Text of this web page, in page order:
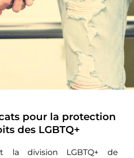
de
nous
pour la protection
des LGBTQ+
la division LGBTQ+ de